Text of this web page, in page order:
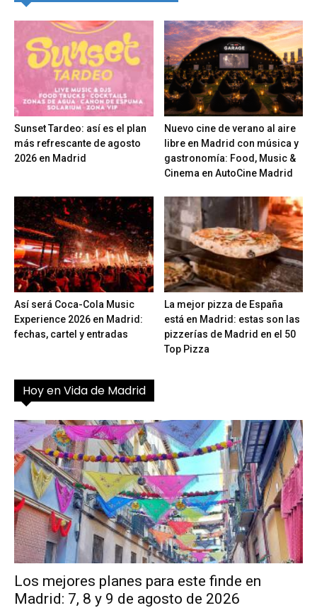
Sunset Tardeo: así es el plan
más refrescante de agosto
2026 en Madrid
Nuevo cine de verano al aire
libre en Madrid con música y
gastronomía: Food, Music &
Cinema en AutoCine Madrid
Así será Coca-Cola Music
Experience 2026 en Madrid:
fechas, cartel y entradas
La mejor pizza de España
está en Madrid: estas son las
pizzerías de Madrid en el 50
Top Pizza
Hoy en Vida de Madrid
Los mejores planes para este finde en
Madrid: 7, 8 y 9 de agosto de 2026